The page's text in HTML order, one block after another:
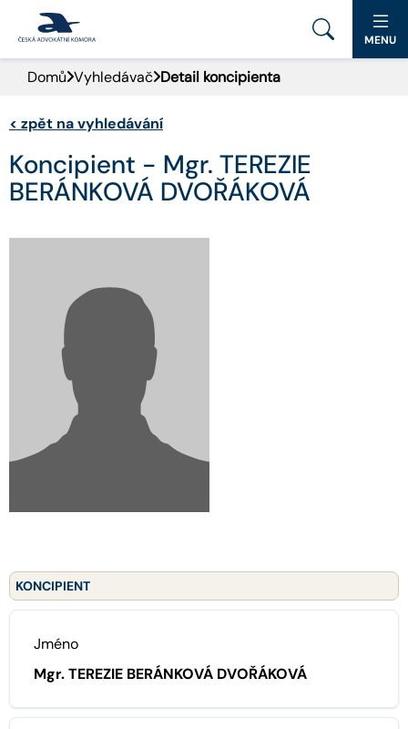
PORTÁL ČAK
DOMŮ
AKTUALITY
ADVOKÁTNÍ DENÍK
KONTAKT
MENU
Domů Vyhledávač Detail koncipienta
< zpět na vyhledávání
Koncipient - Mgr. TEREZIE
BERÁNKOVÁ DVOŘÁKOVÁ
KONCIPIENT
Jméno
Mgr. TEREZIE BERÁNKOVÁ DVOŘÁKOVÁ